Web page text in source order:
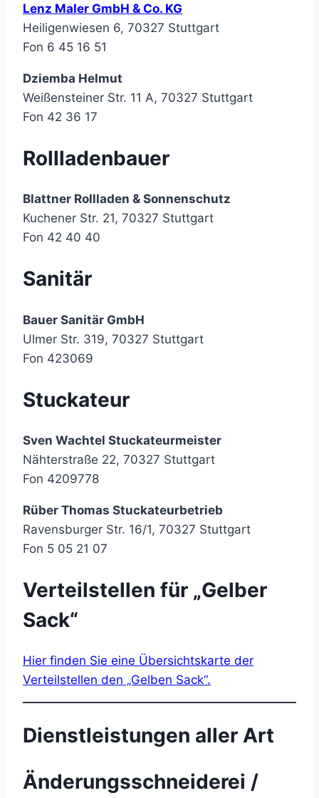
Lenz Maler GmbH & Co. KG
Heiligenwiesen 6, 70327 Stuttgart
Fon 6 45 16 51
Dziemba Helmut
Weißensteiner Str. 11 A, 70327 Stuttgart
Fon 42 36 17
Rollladenbauer
Blattner Rollladen & Sonnenschutz
Kuchener Str. 21, 70327 Stuttgart
Fon 42 40 40
Sanitär
Bauer Sanitär GmbH
Ulmer Str. 319, 70327 Stuttgart
Fon 423069
Stuckateur
Sven Wachtel Stuckateurmeister
Nähterstraße 22, 70327 Stuttgart
Fon 4209778
Rüber Thomas Stuckateurbetrieb
Ravensburger Str. 16/1, 70327 Stuttgart
Fon 5 05 21 07
Verteilstellen für „Gelber
Sack“
Hier finden Sie eine Übersichtskarte der
Verteilstellen den „Gelben Sack“.
Dienstleistungen aller Art
Änderungsschneiderei /